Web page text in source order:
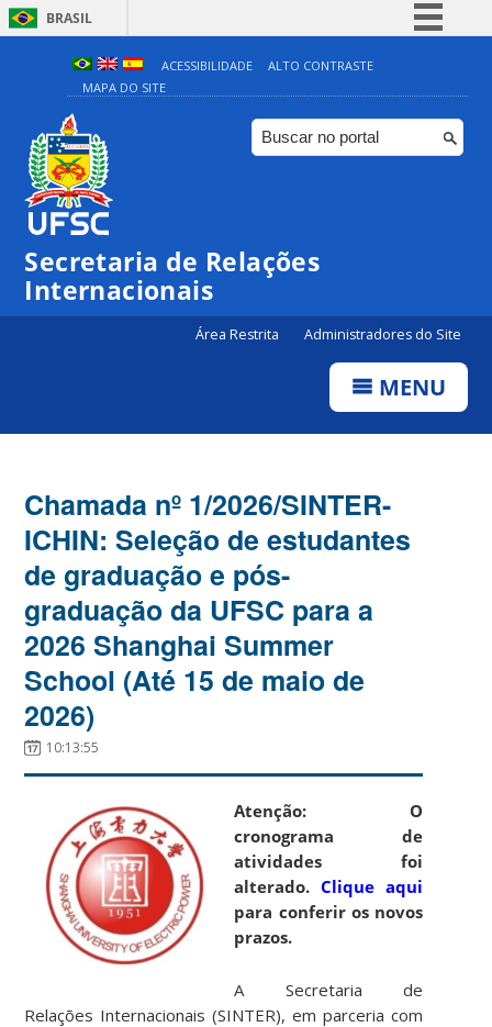
BRASIL
Simplifique!
Comunica BR
Participe
ACESSIBILIDADE
ALTO CONTRASTE
MAPA DO SITE
Secretaria de Relações
Internacionais
Área Restrita Administradores do Site
MENU
Chamada nº 1/2026/SINTER-
ICHIN: Seleção de estudantes
de graduação e pós-
graduação da UFSC para a
2026 Shanghai Summer
School (Até 15 de maio de
2026)
10:13:55
Atenção: O
cronograma de
atividades foi
alterado.Clique aqui
para conferir os novos
prazos.
A Secretaria de
Relações Internacionais (SINTER), em parceria com